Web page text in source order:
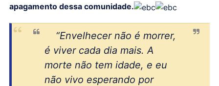
apagamento dessa comunidade.
“Envelhecer não é morrer,
é viver cada dia mais. A
morte não tem idade, e eu
não vivo esperando por